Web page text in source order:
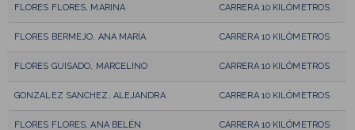
FLORES FLORES, MARINA CARRERA 10 KILÓMETROS
FLORES BERMEJO, ANA MARÍA CARRERA 10 KILÓMETROS
FLORES GUISADO, MARCELINO CARRERA 10 KILÓMETROS
GONZALEZ SANCHEZ, ALEJANDRA CARRERA 10 KILÓMETROS
FLORES FLORES, ANA BELÉN CARRERA 10 KILÓMETROS